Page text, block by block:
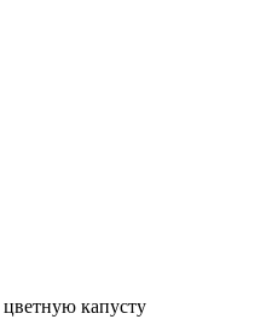
капусту